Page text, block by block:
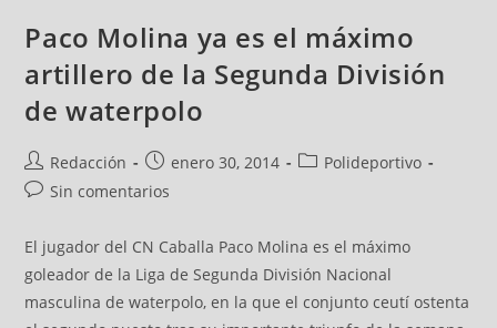
Paco Molina ya es el máximo
artillero de la Segunda División
de waterpolo
Redacción enero 30, 2014
Polideportivo
Sin comentarios
El jugador del CN Caballa Paco Molina es el máximo
goleador de la Liga de Segunda División Nacional
masculina de waterpolo, en la que el conjunto ceutí ostenta